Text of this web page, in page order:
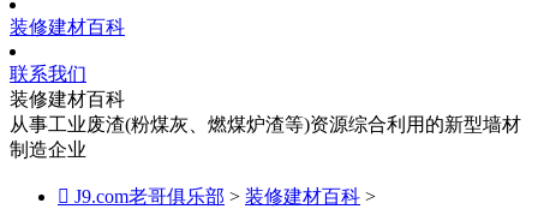
装修建材百科
联系我们
装修建材百科
从事工业废渣(粉煤灰、燃煤炉渣等)资源综合利用的新型墙材
制造企业
 J9.com老哥俱乐部 > 装修建材百科 >